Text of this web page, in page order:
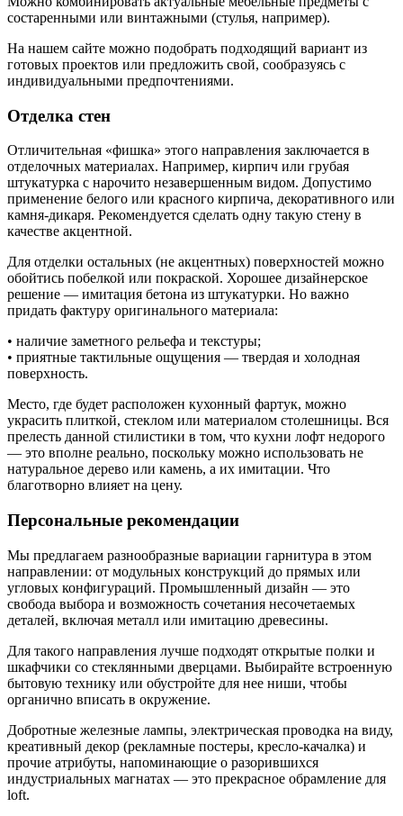
состаренными или винтажными (стулья, например).
На нашем сайте можно подобрать подходящий вариант из
готовых проектов или предложить свой, сообразуясь с
индивидуальными предпочтениями.
Отделка стен
Отличительная «фишка» этого направления заключается в
отделочных материалах. Например, кирпич или грубая
штукатурка с нарочито незавершенным видом. Допустимо
применение белого или красного кирпича, декоративного или
камня-дикаря. Рекомендуется сделать одну такую стену в
качестве акцентной.
Для отделки остальных (не акцентных) поверхностей можно
обойтись побелкой или покраской. Хорошее дизайнерское
решение — имитация бетона из штукатурки. Но важно
придать фактуру оригинального материала:
• наличие заметного рельефа и текстуры;
• приятные тактильные ощущения — твердая и холодная
поверхность.
Место, где будет расположен кухонный фартук, можно
украсить плиткой, стеклом или материалом столешницы. Вся
прелесть данной стилистики в том, что кухни лофт недорого
— это вполне реально, поскольку можно использовать не
натуральное дерево или камень, а их имитации. Что
благотворно влияет на цену.
Персональные рекомендации
Мы предлагаем разнообразные вариации гарнитура в этом
направлении: от модульных конструкций до прямых или
угловых конфигураций. Промышленный дизайн — это
свобода выбора и возможность сочетания несочетаемых
деталей, включая металл или имитацию древесины.
Для такого направления лучше подходят открытые полки и
шкафчики со стеклянными дверцами. Выбирайте встроенную
бытовую технику или обустройте для нее ниши, чтобы
органично вписать в окружение.
Добротные железные лампы, электрическая проводка на виду,
креативный декор (рекламные постеры, кресло-качалка) и
прочие атрибуты, напоминающие о разорившихся
индустриальных магнатах — это прекрасное обрамление для
loft.